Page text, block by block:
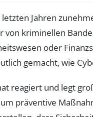
Jahren
von kriminellen
oder
gemacht, wie
reagiert und legt
präventive